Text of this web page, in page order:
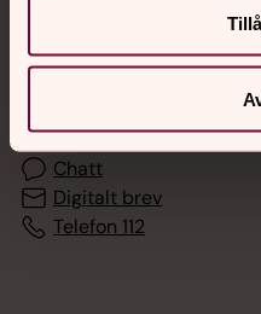
Jourhavande präst
Akut samtals- och
med en präst på kvällar
Chatt
Digitalt brev
Telefon 112